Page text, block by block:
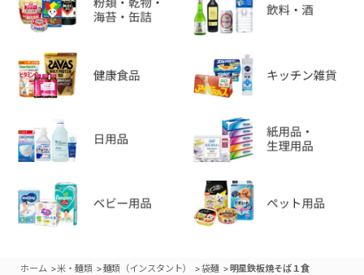
ホーム >米・麺類 >麺類（インスタント） >袋麺 > 明星鉄板焼そば１食